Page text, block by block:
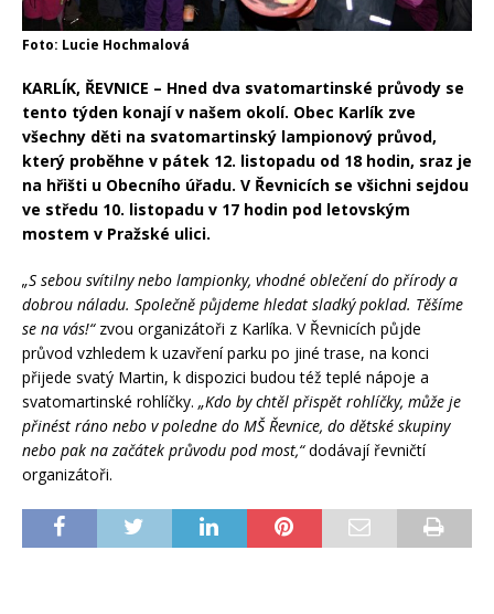
Foto: Lucie Hochmalová
KARLÍK, ŘEVNICE – Hned dva svatomartinské průvody se
tento týden konají v našem okolí. Obec Karlík zve
všechny děti na svatomartinský lampionový průvod,
který proběhne v pátek 12. listopadu od 18 hodin, sraz je
na hřišti u Obecního úřadu. V Řevnicích se všichni sejdou
ve středu 10. listopadu v 17 hodin pod letovským
mostem v Pražské ulici.
„S sebou svítilny nebo lampionky, vhodné oblečení do přírody a
dobrou náladu. Společně půjdeme hledat sladký poklad. Těšíme
se na vás!“zvou organizátoři z Karlíka. V Řevnicích půjde
průvod vzhledem k uzavření parku po jiné trase, na konci
přijede svatý Martin, k dispozici budou též teplé nápoje a
svatomartinské rohlíčky. „Kdo by chtěl přispět rohlíčky, může je
přinést ráno nebo v poledne do MŠ Řevnice, do dětské skupiny
nebo pak na začátek průvodu pod most,“dodávají řevničtí
organizátoři.